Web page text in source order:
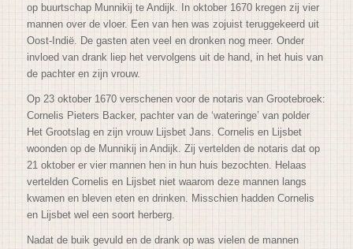
op buurtschap Munnikij te Andijk. In oktober 1670 kregen zij vier
mannen over de vloer. Een van hen was zojuist teruggekeerd uit
Oost-Indië. De gasten aten veel en dronken nog meer. Onder
invloed van drank liep het vervolgens uit de hand, in het huis van
de pachter en zijn vrouw.
Op 23 oktober 1670 verschenen voor de notaris van Grootebroek:
Cornelis Pieters Backer, pachter van de ‘wateringe’ van polder
Het Grootslag en zijn vrouw Lijsbet Jans. Cornelis en Lijsbet
woonden op de Munnikij in Andijk. Zij vertelden de notaris dat op
21 oktober er vier mannen hen in hun huis bezochten. Helaas
vertelden Cornelis en Lijsbet niet waarom deze mannen langs
kwamen en bleven eten en drinken. Misschien hadden Cornelis
en Lijsbet wel een soort herberg.
Nadat de buik gevuld en de drank op was vielen de mannen